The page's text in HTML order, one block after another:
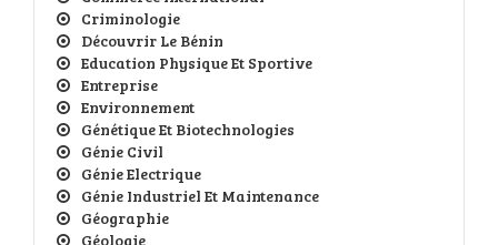
Criminologie
Découvrir Le Bénin
Education Physique Et Sportive
Entreprise
Environnement
Génétique Et Biotechnologies
Génie Civil
Génie Electrique
Génie Industriel Et Maintenance
Géographie
Géologie